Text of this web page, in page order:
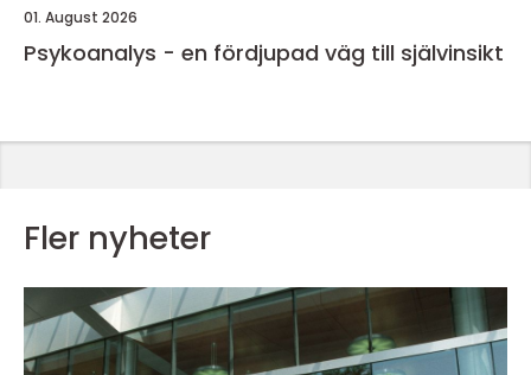
01. August 2026
Psykoanalys - en fördjupad väg till självinsikt
Fler nyheter